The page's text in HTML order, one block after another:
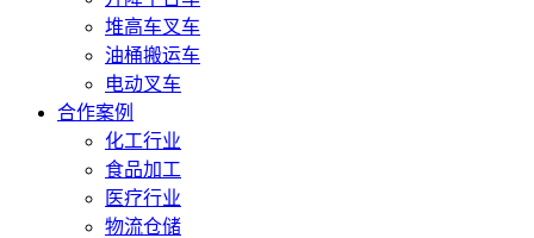
堆高车叉车
油桶搬运车
电动叉车
合作案例
化工行业
食品加工
医疗行业
物流仓储